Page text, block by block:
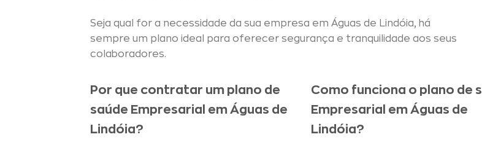
Seja qual for a necessidade da sua empresa em Águas de Lindóia, há
sempre um plano ideal para oferecer segurança e tranquilidade aos seus
colaboradores.
Por que contratar um plano de
saúde Empresarial em Águas de
Lindóia?
Como funciona o plano de
Empresarial em Águas de
Lindóia?